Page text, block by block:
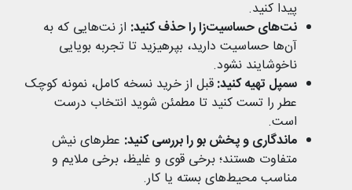
پیدا کنید.
نت‌های حساسیت‌زا را حذف کنید: از نت‌هایی که به
آن‌ها حساسیت دارید، بپرهیزید تا تجربه بویایی
ناخوشایند نشود.
سمپل تهیه کنید:قبل از خرید نسخه کامل، نمونه کوچک
عطر را تست کنید تا مطمئن شوید انتخاب درست
است.
ماندگاری و پخش بو را بررسی کنید: عطرهای نیش
متفاوت هستند؛ برخی قوی و غلیظ، برخی ملایم و
مناسب محیط‌های بسته یا کار.